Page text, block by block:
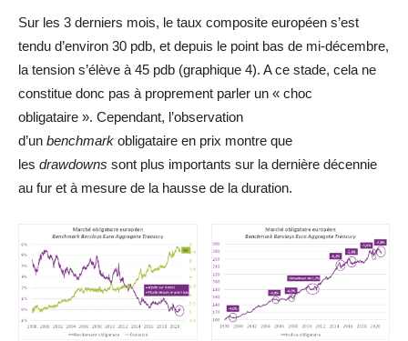
Sur les 3 derniers mois, le taux composite européen s’est
tendu d’environ 30 pdb, et depuis le point bas de mi-décembre,
la tension s’élève à 45 pdb (graphique 4). A ce stade, cela ne
constitue donc pas à proprement parler un « choc
obligataire ». Cependant, l’observation
d’un benchmark obligataire en prix montre que
les drawdowns sont plus importants sur la dernière décennie
au fur et à mesure de la hausse de la duration.